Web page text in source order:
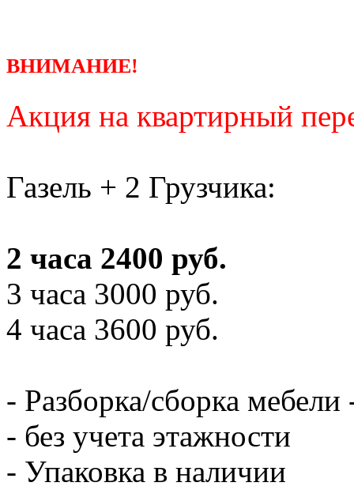
ВНИМАНИЕ!
Акция на квартирный
Газель + 2 Грузчика:
2 часа 2400 руб.
3 часа 3000 руб.
4 часа 3600 руб.
- Разборка/сборка мебели
- без учета этажности
- Упаковка в наличии